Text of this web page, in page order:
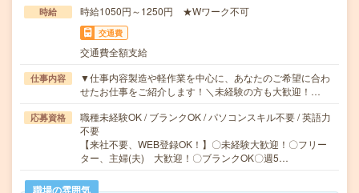
時給 時給1050円～1250円 ★Wワーク不可
交通費
交通費全額支給
仕事内容
▼仕事内容製造や軽作業を中心に、あなたのご希望に合わ
せたお仕事をご紹介します！＼未経験の方も大歓迎！…
応募資格
職種未経験OK / ブランクOK / パソコンスキル不要 / 英語力
不要
【来社不要、WEB登録OK！】〇未経験大歓迎！〇フリー
ター、主婦(夫) 大歓迎！〇ブランクOK〇週5…
職場の雰囲気